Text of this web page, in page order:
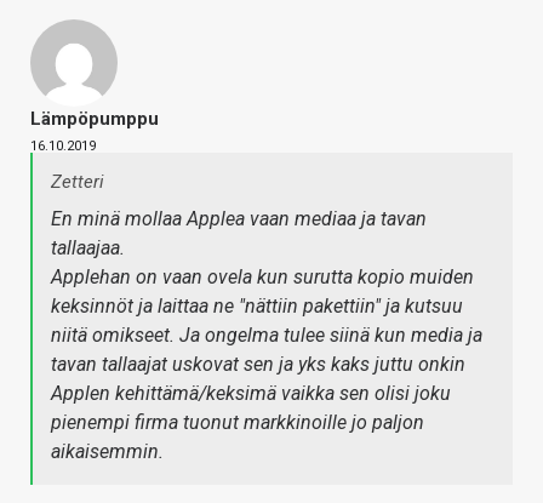
Lämpöpumppu
16.10.2019
Zetteri
En minä mollaa Applea vaan mediaa ja tavan
tallaajaa.
Applehan on vaan ovela kun surutta kopio muiden
keksinnöt ja laittaa ne "nättiin pakettiin" ja kutsuu
niitä omikseet. Ja ongelma tulee siinä kun media ja
tavan tallaajat uskovat sen ja yks kaks juttu onkin
Applen kehittämä/keksimä vaikka sen olisi joku
pienempi firma tuonut markkinoille jo paljon
aikaisemmin.